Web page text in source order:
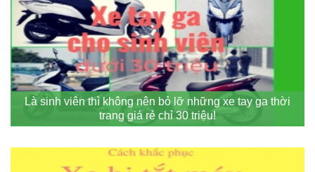
Là sinh viên thì không nên bỏ lỡ những xe tay ga thời
trang giá rẻ chỉ 30 triệu!